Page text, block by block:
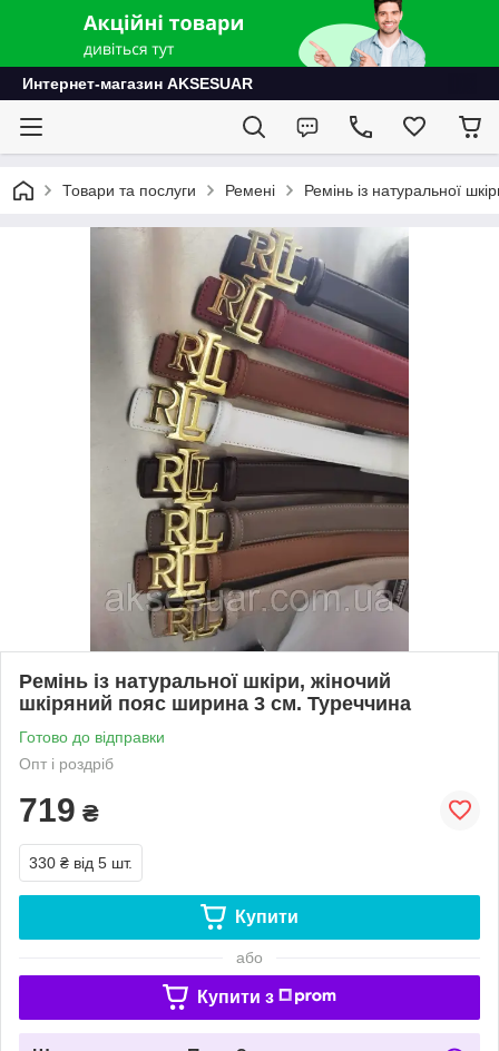
Интернет-магазин AKSESUAR
Товари та послуги Ремені Ремінь із натуральної
Ремінь із натуральної шкіри, жіночий
шкіряний пояс ширина 3 см. Туреччина
Готово до відправки
Опт і роздріб
719 ₴
330 ₴ від 5 шт.
Купити
або
Купити з